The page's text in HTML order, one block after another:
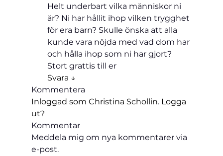
Helt underbart vilka människor ni
är? Ni har hållit ihop vilken trygghet
för era barn? Skulle önska att alla
kunde vara nöjda med vad dom har
och hålla ihop som ni har gjort?
Stort grattis till er
Svara ↓
Kommentera
Inloggad som Christina Schollin. Logga
ut?
Kommentar
Meddela mig om nya kommentarer via
e-post.